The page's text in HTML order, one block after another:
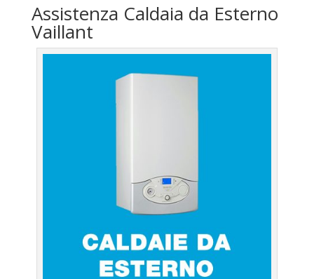
Assistenza Caldaia da Esterno
Vaillant